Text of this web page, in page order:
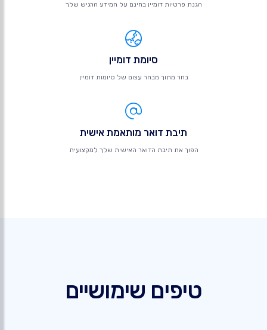
הגנת פרטיות דומיין בחינם על המידע הרגיש שלך
סיומת דומיין
בחר מתוך מבחר עצום של סיומות דומיין
תיבת דואר מותאמת אישית
הפוך את תיבת הדואר האישית שלך למקצועית
טיפים שימושיים